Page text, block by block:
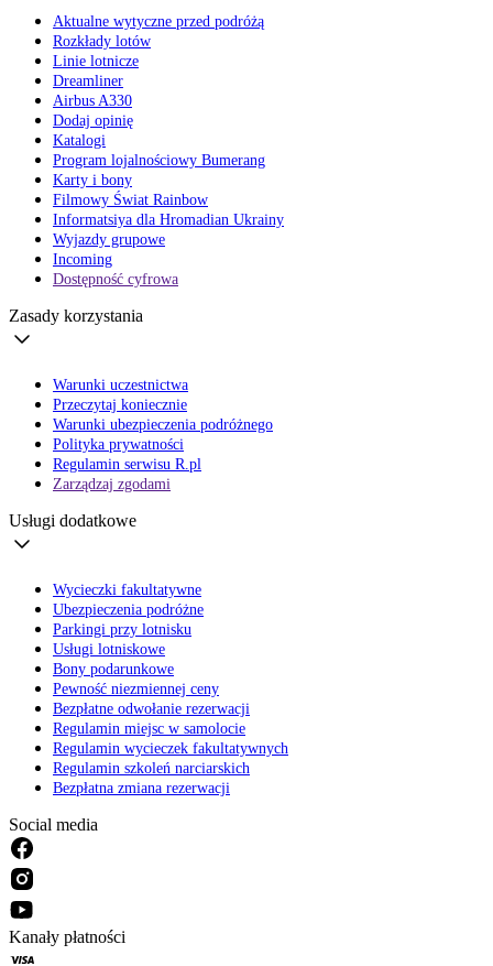
Aktualne wytyczne przed podróżą
Rozkłady lotów
Linie lotnicze
Dreamliner
Airbus A330
Dodaj opinię
Katalogi
Program lojalnościowy Bumerang
Karty i bony
Filmowy Świat Rainbow
Informatsiya dla Hromadian Ukrainy
Wyjazdy grupowe
Incoming
Dostępność cyfrowa
Zasady korzystania
Warunki uczestnictwa
Przeczytaj koniecznie
Warunki ubezpieczenia podróżnego
Polityka prywatności
Regulamin serwisu R.pl
Zarządzaj zgodami
Usługi dodatkowe
Wycieczki fakultatywne
Ubezpieczenia podróżne
Parkingi przy lotnisku
Usługi lotniskowe
Bony podarunkowe
Pewność niezmiennej ceny
Bezpłatne odwołanie rezerwacji
Regulamin miejsc w samolocie
Regulamin wycieczek fakultatywnych
Regulamin szkoleń narciarskich
Bezpłatna zmiana rezerwacji
Social media
Kanały płatności